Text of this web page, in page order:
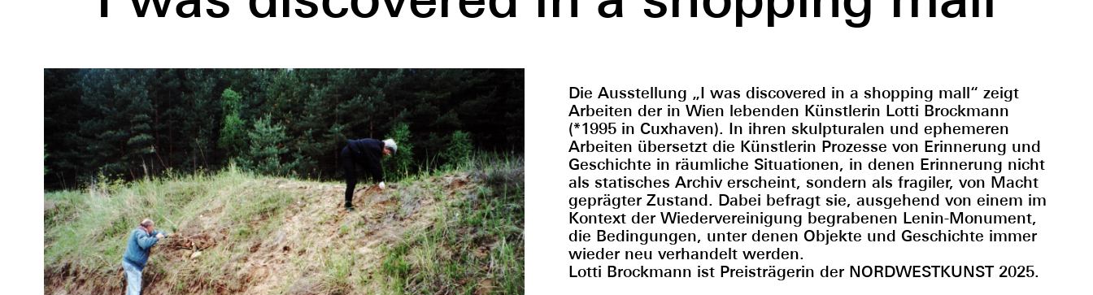
Die Ausstellung „I was discovered in a shopping mall“ zeigt
Arbeiten der in Wien lebenden Künstlerin Lotti Brockmann
(*1995 in Cuxhaven). In ihren skulpturalen und ephemeren
Arbeiten übersetzt die Künstlerin Prozesse von Erinnerung und
Geschichte in räumliche Situationen, in denen Erinnerung nicht
als statisches Archiv erscheint, sondern als fragiler, von Macht
geprägter Zustand. Dabei befragt sie, ausgehend von einem im
Kontext der Wiedervereinigung begrabenen Lenin-Monument,
die Bedingungen, unter denen Objekte und Geschichte immer
wieder neu verhandelt werden.
Lotti Brockmann ist Preisträgerin der NORDWESTKUNST 2025.